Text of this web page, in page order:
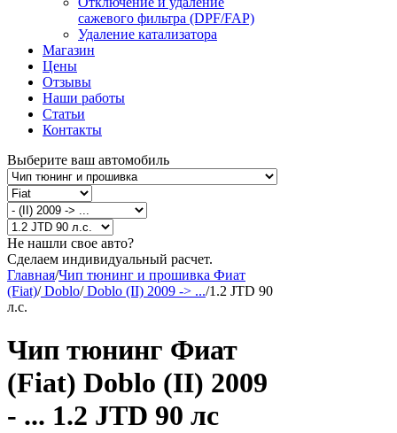
сажевого фильтра (DPF/FAP)
Удаление катализатора
Магазин
Цены
Отзывы
Наши работы
Статьи
Контакты
Выберите ваш автомобиль
Не нашли свое авто?
Сделаем индивидуальный расчет.
Главная/Чип тюнинг и прошивка Фиат
(Fiat)/Doblo/Doblo (II) 2009 -> .../1.2 JTD 90
л.с.
Чип тюнинг Фиат
(Fiat) Doblo (II) 2009
- ... 1.2 JTD 90 лс